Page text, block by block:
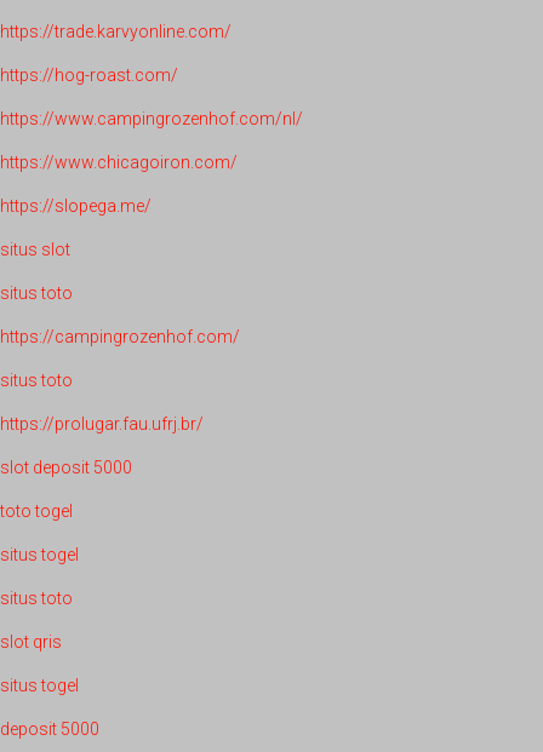
https://trade.karvyonline.com/
https://hog-roast.com/
https://www.campingrozenhof.com/nl/
https://www.chicagoiron.com/
https://slopega.me/
situs slot
situs toto
https://campingrozenhof.com/
situs toto
https://prolugar.fau.ufrj.br/
slot deposit 5000
toto togel
situs togel
situs toto
slot qris
situs togel
deposit 5000